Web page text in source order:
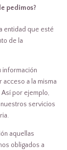
pedimos?
entidad que esté
de la
información
a la misma
por ejemplo,
servicios
aquellas
obligados a